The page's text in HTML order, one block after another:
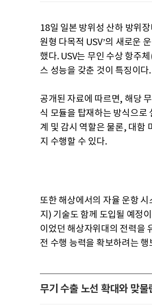
18일 일본 방위성 산하 방위
원형 다목적 USV’의 새로운
했다. USV는 무인 수상 항주
스 성능을 갖춘 것이 특징이다.
공개된 자료에 따르면, 해당
식 모듈을 탑재하는 방식으로
계 및 감시 역할은 물론, 대함
지 수행할 수 있다.
또한 해상에서의 자율 운항
지) 기술도 함께 도입될 예정
이었던 해상자위대의 전력을
전 수행 능력을 확보하려는
무기 수출 노선 확대와 맞